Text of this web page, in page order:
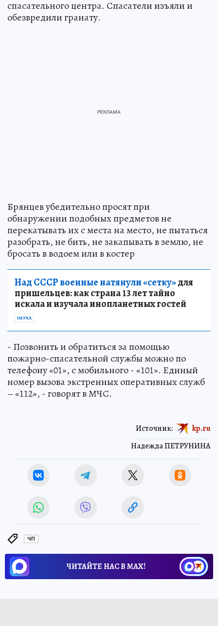
спасательного центра. Спасатели изъяли и
обезвредили гранату.
Брянцев убедительно просят при
обнаружении подобных предметов не
перекатывать их с места на место, не пытаться
разобрать, не бить, не закапывать в землю, не
бросать в водоем или в костер
Над СССР военные натянули «сетку»для
пришельцев: как страна 13 лет тайно
искала и изучала инопланетных гостей
НАУКА
- Позвонить и обратиться за помощью
пожарно-спасательной службы можно по
телефону «01», с мобильного - «101». Единый
номер вызова экстренных оперативных служб
– «112», - говорят в МЧС.
Надежда ПЕТРУНИНА
Источник: kp.ru
ЧП
ЧИТАЙТЕ НАС В МАХ!